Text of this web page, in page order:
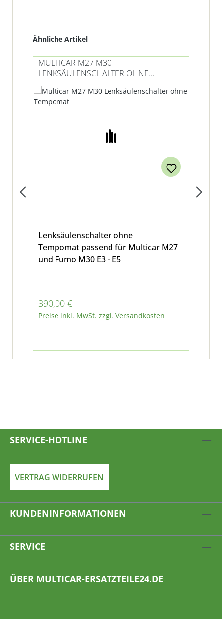
Produktgalerie überspringen
Ähnliche Artikel
MULTICAR M27 M30
LENKSÄULENSCHALTER OHNE
TEMPOMAT
Lenksäulenschalter ohne
Tempomat passend für Multicar M27
und Fumo M30 E3 - E5
Regulärer Preis:
390,00 €
Preise inkl. MwSt. zzgl. Versandkosten
SERVICE-HOTLINE
VERTRAG WIDERRUFEN
KUNDENINFORMATIONEN
SERVICE
ÜBER MULTICAR-ERSATZTEILE24.DE